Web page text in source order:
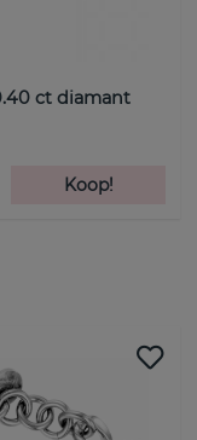
ct diamant
Koop!